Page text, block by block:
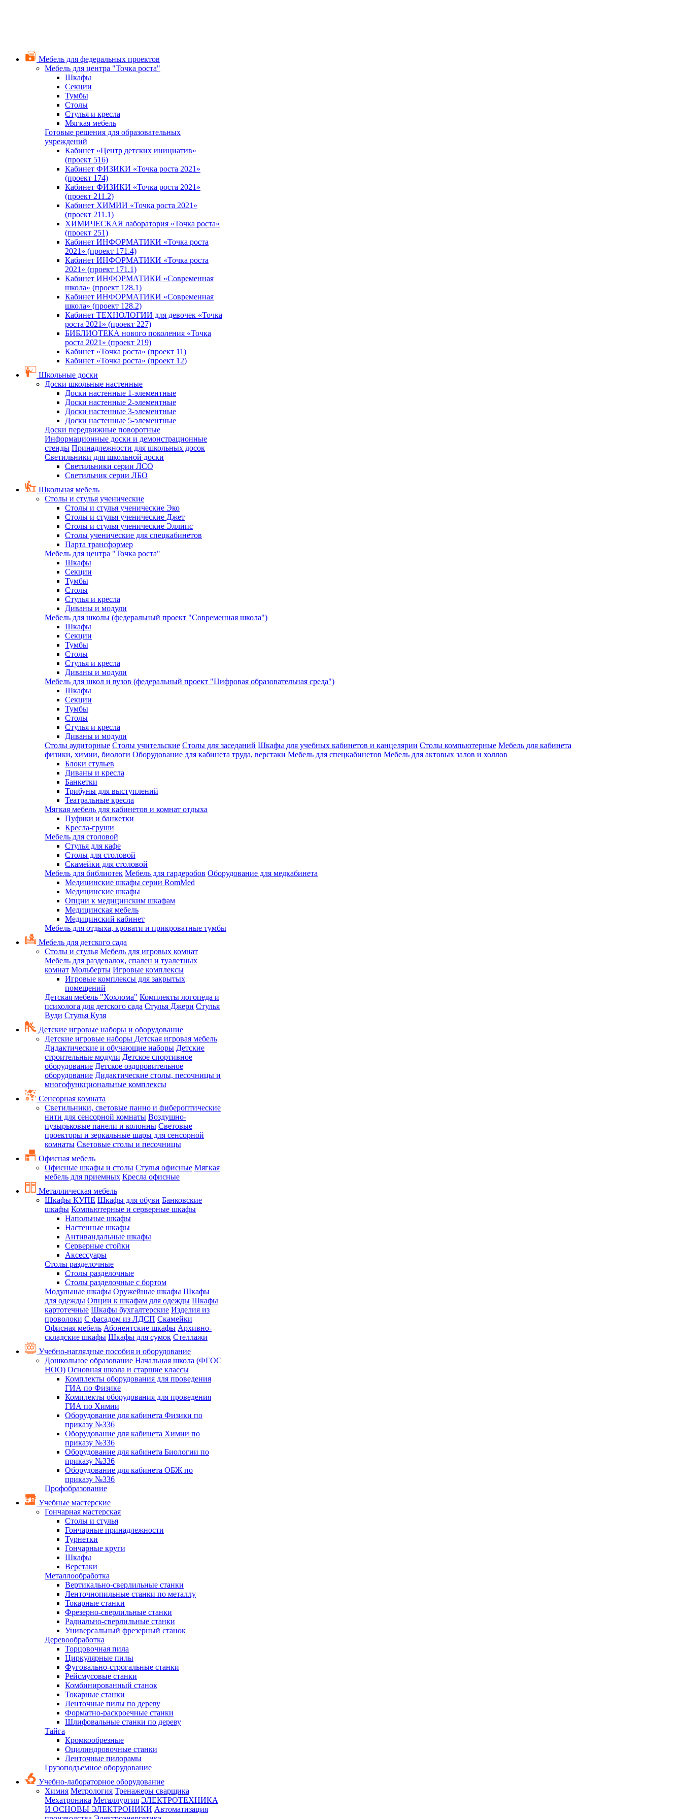
Мебель для федеральных проектов
Мебель для центра "Точка роста"
Шкафы
Секции
Тумбы
Столы
Стулья и кресла
Мягкая мебель
Готовые решения для образовательных
учреждений
Кабинет «Центр детских инициатив»
(проект 516)
Кабинет ФИЗИКИ «Точка роста 2021»
(проект 174)
Кабинет ФИЗИКИ «Точка роста 2021»
(проект 211.2)
Кабинет ХИМИИ «Точка роста 2021»
(проект 211.1)
ХИМИЧЕСКАЯ лаборатория «Точка роста»
(проект 251)
Кабинет ИНФОРМАТИКИ «Точка роста
2021» (проект 171.4)
Кабинет ИНФОРМАТИКИ «Точка роста
2021» (проект 171.1)
Кабинет ИНФОРМАТИКИ «Современная
школа» (проект 128.1)
Кабинет ИНФОРМАТИКИ «Современная
школа» (проект 128.2)
Кабинет ТЕХНОЛОГИИ для девочек «Точка
роста 2021» (проект 227)
БИБЛИОТЕКА нового поколения «Точка
роста 2021» (проект 219)
Кабинет «Точка роста» (проект 11)
Кабинет «Точка роста» (проект 12)
Школьные доски
Доски школьные настенные
Доски настенные 1-элементные
Доски настенные 2-элементные
Доски настенные 3-элементные
Доски настенные 5-элементные
Доски передвижные поворотные
Информационные доски и демонстрационные
стенды Принадлежности для школьных досок
Светильники для школьной доски
Светильники серии ЛСО
Светильник серии ЛБО
Школьная мебель
Столы и стулья ученические
Столы и стулья ученические Эко
Столы и стулья ученические Джет
Столы и стулья ученические Эллипс
Столы ученические для спецкабинетов
Парта трансформер
Мебель для центра "Точка роста"
Шкафы
Секции
Тумбы
Столы
Стулья и кресла
Диваны и модули
Мебель для школы (федеральный проект "Современная школа")
Шкафы
Секции
Тумбы
Столы
Стулья и кресла
Диваны и модули
Мебель для школ и вузов (федеральный проект "Цифровая образовательная среда")
Шкафы
Секции
Тумбы
Столы
Стулья и кресла
Диваны и модули
Столы аудиторные Столы учительские Столы для заседаний Шкафы для учебных кабинетов и канцелярии Столы компьютерные Мебель для кабинета
физики, химии, биологи Оборудование для кабинета труда, верстаки Мебель для спецкабинетов Мебель для актовых залов и холлов
Блоки стульев
Диваны и кресла
Банкетки
Трибуны для выступлений
Театральные кресла
Мягкая мебель для кабинетов и комнат отдыха
Пуфики и банкетки
Кресла-груши
Мебель для столовой
Cтулья для кафе
Cтолы для столовой
Скамейки для столовой
Мебель для библиотек Мебель для гардеробов Оборудование для медкабинета
Медицинские шкафы серии RomMed
Медицинские шкафы
Опции к медицинским шкафам
Медицинская мебель
Медицинский кабинет
Мебель для отдыха, кровати и прикроватные тумбы
Мебель для детского сада
Столы и стулья Мебель для игровых комнат
Мебель для раздевалок, спален и туалетных
комнат Мольберты Игровые комплексы
Игровые комплексы для закрытых
помещений
Детская мебель "Хохлома" Комплекты логопеда и
психолога для детского сада Стулья Джери Стулья
Вуди Стулья Кузя
Детские игровые наборы и оборудование
Детские игровые наборы Детская игровая мебель
Дидактические и обучающие наборы Детские
строительные модули Детское спортивное
оборудование Детское оздоровительное
оборудование Дидактические столы, песочницы и
многофункциональные комплексы
Сенсорная комната
Светильники, световые панно и фибероптические
нити для сенсорной комнаты Воздушно-
пузырьковые панели и колонны Световые
проекторы и зеркальные шары для сенсорной
комнаты Световые столы и песочницы
Офисная мебель
Офисные шкафы и столы Стулья офисные Мягкая
мебель для приемных Кресла офисные
Металлическая мебель
Шкафы КУПЕ Шкафы для обуви Банковские
шкафы Компьютерные и серверные шкафы
Напольные шкафы
Настенные шкафы
Антивандальные шкафы
Серверные стойки
Аксессуары
Столы разделочные
Столы разделочные
Столы разделочные с бортом
Модульные шкафы Оружейные шкафы Шкафы
для одежды Опции к шкафам для одежды Шкафы
картотечные Шкафы бухгалтерские Изделия из
проволоки С фасадом из ЛДСП Скамейки
Офисная мебель Абонентские шкафы Архивно-
складские шкафы Шкафы для сумок Стеллажи
Учебно-наглядные пособия и оборудование
Дошкольное образование Начальная школа (ФГОС
НОО) Основная школа и старшие классы
Комплекты оборудования для проведения
ГИА по Физике
Комплекты оборудования для проведения
ГИА по Химии
Оборудование для кабинета Физики по
приказу №336
Оборудование для кабинета Химии по
приказу №336
Оборудование для кабинета Биологии по
приказу №336
Оборудование для кабинета ОБЖ по
приказу №336
Профобразование
Учебные мастерские
Гончарная мастерская
Столы и стулья
Гончарные принадлежности
Турнетки
Гончарные круги
Шкафы
Верстаки
Металлообработка
Вертикально-сверлильные станки
Ленточнопильные станки по металлу
Токарные станки
Фрезерно-сверлильные станки
Радиально-сверлильные станки
Универсальный фрезерный станок
Деревообработка
Торцовочная пила
Циркулярные пилы
Фуговально-строгальные станки
Рейсмусовые станки
Комбинированный станок
Токарные станки
Ленточные пилы по дереву
Форматно-раскроечные станки
Шлифовальные станки по дереву
Тайга
Кромкообрезные
Оцилиндровочные станки
Ленточные пилорамы
Грузоподъемное оборудование
Учебно-лабораторное оборудование
Химия Метрология Тренажеры сварщика
Мехатроника Металлургия ЭЛЕКТРОТЕХНИКА
И ОСНОВЫ ЭЛЕКТРОНИКИ Автоматизация